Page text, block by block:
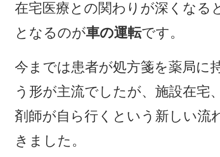
在宅医療との関わりが深くなる
となるのが車の運転です。
今までは患者が処方箋を薬局に
う形が主流でしたが、施設在宅
剤師が自ら行くという新しい流
きました。